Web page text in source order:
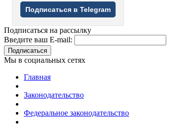
Подписаться в Telegram
Подписаться на рассылку
Введите ваш E-mail:
Подписаться
Мы в социальных сетях
Главная
Законодательство
Федеральное законодательство